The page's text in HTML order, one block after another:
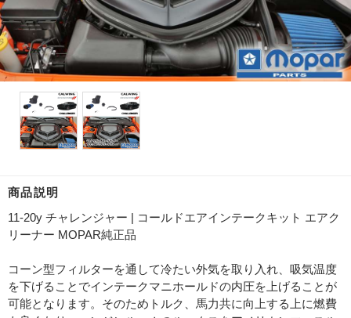
商品説明
11-20y チャレンジャー | コールドエアインテークキット エアク
リーナー MOPAR純正品
コーン型フィルターを通して冷たい外気を取り入れ、吸気温度
を下げることでインテークマニホールドの内圧を上げることが
可能となります。そのためトルク、馬力共に向上する上に燃費